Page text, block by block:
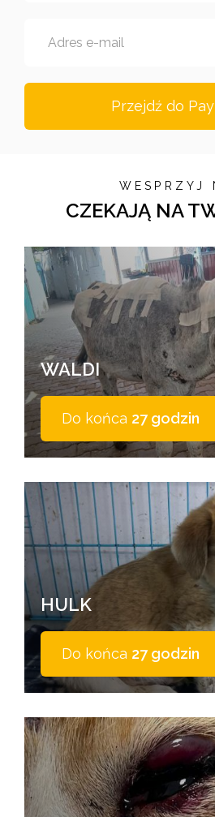
Adres e-mail
Przejdź do
WESPRZYJ
CZEKAJĄ NA
WALDI
Do końca 27 godzin
HULK
Do końca 27 godzin